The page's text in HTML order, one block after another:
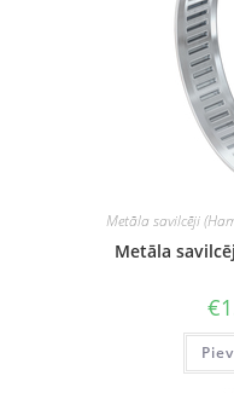
Metāla savilcēji
Metāla
€